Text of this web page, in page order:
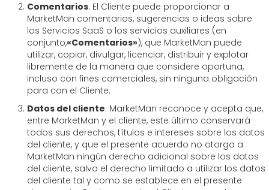
Comentarios. El Cliente puede proporcionar a
MarketMan comentarios, sugerencias o ideas sobre
los Servicios SaaS o los servicios auxiliares (en
conjunto,«Comentarios»), que MarketMan puede
utilizar, copiar, divulgar, licenciar, distribuir y explotar
libremente de la manera que considere oportuna,
incluso con fines comerciales, sin ninguna obligación
para con el Cliente.
Datos del cliente. MarketMan reconoce y acepta que,
entre MarketMan y el cliente, este último conservará
todos sus derechos, títulos e intereses sobre los datos
del cliente, y que el presente acuerdo no otorga a
MarketMan ningún derecho adicional sobre los datos
del cliente, salvo el derecho limitado a utilizar los datos
del cliente tal y como se establece en el presente